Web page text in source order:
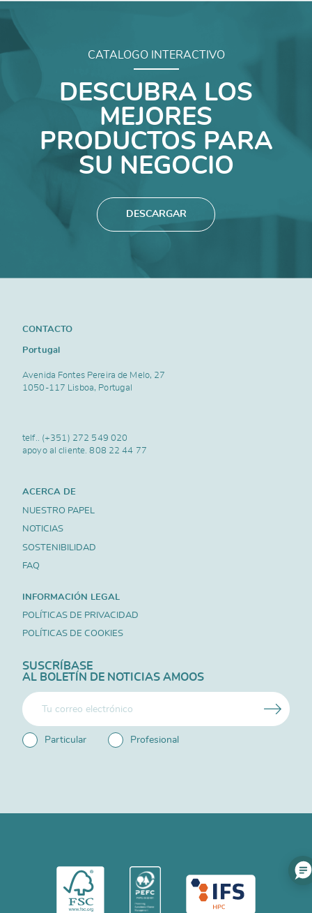
CATALOGO INTERACTIVO
DESCUBRA LOS
MEJORES
PRODUCTOS PARA
SU NEGOCIO
DESCARGAR
CONTACTO
Portugal
Avenida Fontes Pereira de Melo, 27
1050-117 Lisboa, Portugal
telf.. (+351) 272 549 020
apoyo al cliente.808 22 44 77
ACERCA DE
NUESTRO PAPEL
NOTICIAS
SOSTENIBILIDAD
FAQ
INFORMACIÓN LEGAL
POLÍTICAS DE PRIVACIDAD
POLÍTICAS DE COOKIES
SUSCRÍBASE
AL BOLETÍN DE NOTICIAS AMOOS
Particular Profesional